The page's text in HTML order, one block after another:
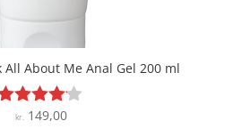
About Me Anal Gel 200 ml
Vurderet
kr.149,00